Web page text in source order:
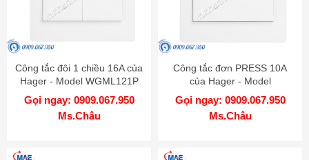
Công tắc đôi 1 chiều 16A của
Hager - Model WGML121P
Gọi ngay: 0909.067.950
Ms.Châu
Công tắc đơn PRESS 10A
của Hager - Model
WGML111PKB
Gọi ngay: 0909.067.950
Ms.Châu